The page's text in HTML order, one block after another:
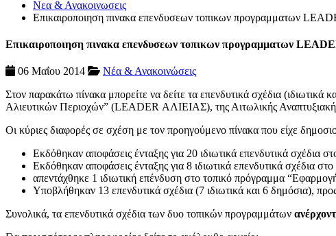
Νεα & Ανακοινωσεις
Επικαιροποιηση πινακα επενδυσεων τοπικων προγραμματων
Επικαιροποιηση πινακα επενδυσεων τοπικων προγραμματων
06 Μαΐου 2014
Νέα & Ανακοινώσεις
Στον παρακάτω πίνακα μπορείτε να δείτε τα επενδυτικά σχέδια
Αλιευτικών Περιοχών” (LEADER ΑΛΙΕΙΑΣ), της Αιτωλικής
Οι κύριες διαφορές σε σχέση με τον προηγούμενο πίνακα που είχε
Εκδόθηκαν αποφάσεις ένταξης για 20 ιδιωτικά επενδυτικά
Εκδόθηκαν αποφάσεις ένταξης για 8 ιδιωτικά επενδυτικά σχέδια
απεντάχθηκε 1 ιδιωτική επένδυση στο τοπικό πρόγραμμα
Υποβλήθηκαν 13 επενδυτικά σχέδια (7 ιδιωτικά και 6 δημόσια),
Συνολικά, τα επενδυτικά σχέδια των δυο τοπικών προγραμμάτων